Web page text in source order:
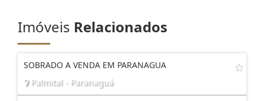
Imóveis Relacionados
SOBRADO A VENDA EM PARANAGUA
Palmital - Paranaguá